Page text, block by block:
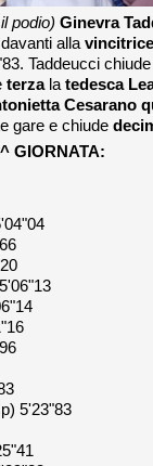
podio) Ginevra
alla vincitrice
Taddeucci
terzala tedesca
Cesarano
gare e chiude
GIORNATA:
5'23"83